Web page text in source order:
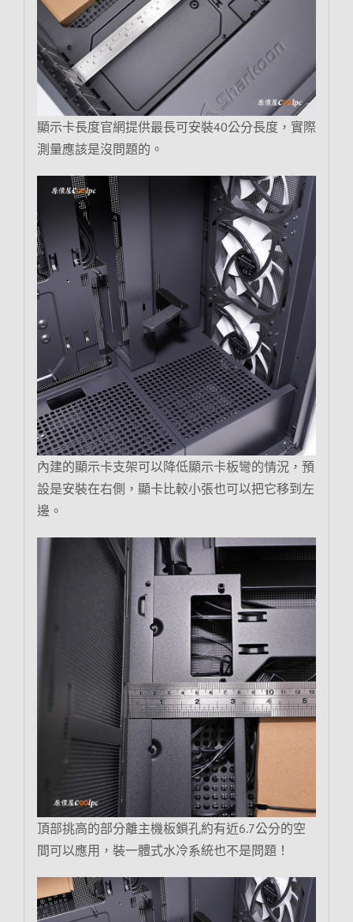
顯示卡長度官網提供最長可安裝40公分長度，實際
測量應該是沒問題的。
內建的顯示卡支架可以降低顯示卡板彎的情況，預
設是安裝在右側，顯卡比較小張也可以把它移到左
邊。
頂部挑高的部分離主機板鎖孔約有近6.7公分的空
間可以應用，裝一體式水冷系統也不是問題！